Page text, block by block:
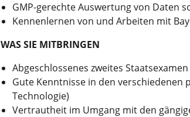
GMP-gerechte Auswertung von Daten
Kennenlernen von und Arbeiten mit
WAS SIE MITBRINGEN
Abgeschlossenes zweites
Gute Kenntnisse in den verschiedenen
Technologie)
Vertrautheit im Umgang mit den